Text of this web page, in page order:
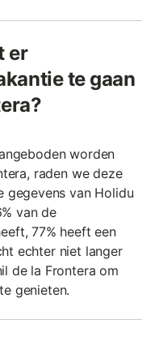
er
te gaan
worden
raden we deze
gegevens van Holidu
van de
77% heeft een
echter niet langer
de la Frontera om
genieten.